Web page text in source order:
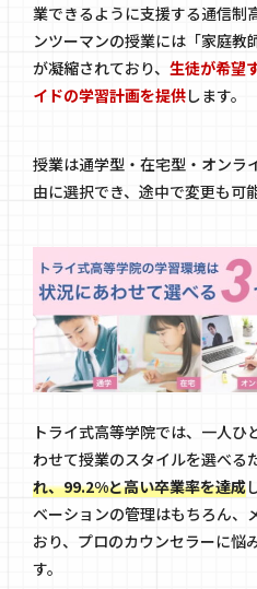
業できるように支援する通信制
ンツーマンの授業には「家庭教
が凝縮されており、 生徒が希望
イドの学習計画を提供します。
授業は通学型・在宅型・オンラ
由に選択でき、途中で変更も可能
トライ式高等学院では、一人
わせて授業のスタイルを選べる
れ、99.2%と高い卒業率を達成
ベーションの管理はもちろん、
おり、プロのカウンセラーに悩
す。